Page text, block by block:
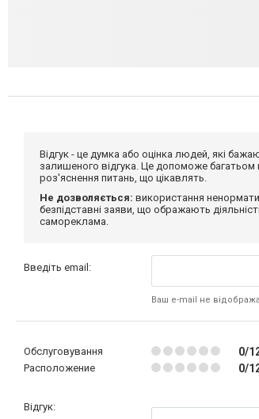
Відгук - це думка або оцінка людей, які
залишеного відгука. Це допоможе багатьом
роз'яснення питань, що цікавлять.
Не дозволяється: використання
безпідставні заяви, що ображають
самореклама.
Введіть email:
Ваш e-mail не
Обслуговування 0/
Расположение 0/
Відгук: